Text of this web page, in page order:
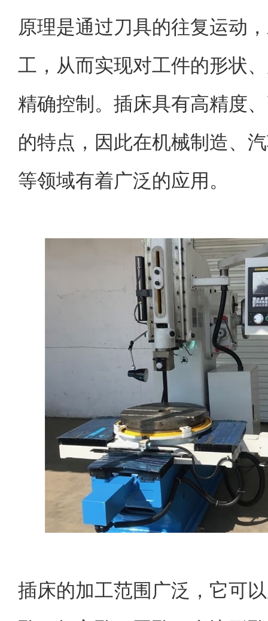
原理是通过刀具的往复运动
工，从而实现对工件的形状
精确控制。插床具有高精度
的特点，因此在机械制造、
等领域有着广泛的应用。
插床的加工范围广泛，它可